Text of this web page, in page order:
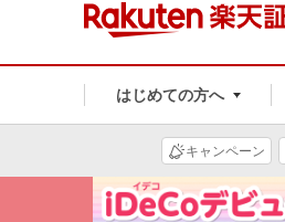
はじめての方へ
キャンペーン